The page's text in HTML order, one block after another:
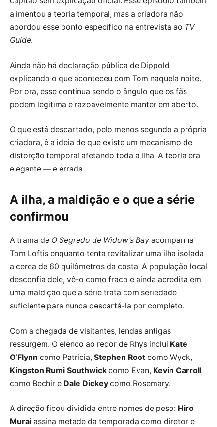
alimentou a teoria temporal, mas a criadora não
abordou esse ponto específico na entrevista ao TV
Guide.
Ainda não há declaração pública de Dippold
explicando o que aconteceu com Tom naquela noite.
Por ora, esse continua sendo o ângulo que os fãs
podem legítima e razoavelmente manter em aberto.
O que está descartado, pelo menos segundo a própria
criadora, é a ideia de que existe um mecanismo de
distorção temporal afetando toda a ilha. A teoria era
elegante — e errada.
A ilha, a maldição e o que a série
confirmou
A trama de O Segredo de Widow’s Bay acompanha
Tom Loftis enquanto tenta revitalizar uma ilha isolada
a cerca de 60 quilômetros da costa. A população local
desconfia dele, vê-o como fraco e ainda acredita em
uma maldição que a série trata com seriedade
suficiente para nunca descartá-la por completo.
Com a chegada de visitantes, lendas antigas
ressurgem. O elenco ao redor de Rhys inclui Kate
O’Flynn como Patricia, Stephen Root como Wyck,
Kingston Rumi Southwick como Evan, Kevin Carroll
como Bechir e Dale Dickey como Rosemary.
A direção ficou dividida entre nomes de peso: Hiro
Murai assina metade da temporada como diretor e